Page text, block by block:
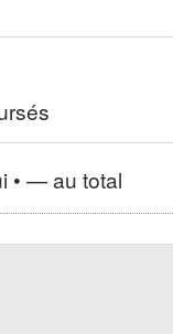
• —au total